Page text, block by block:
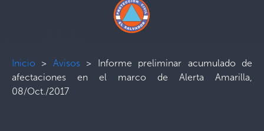
Inicio > Avisos> Informe preliminar acumulado de
afectaciones en el marco de Alerta Amarilla,
08/Oct./2017